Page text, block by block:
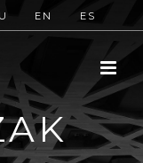
EN ES